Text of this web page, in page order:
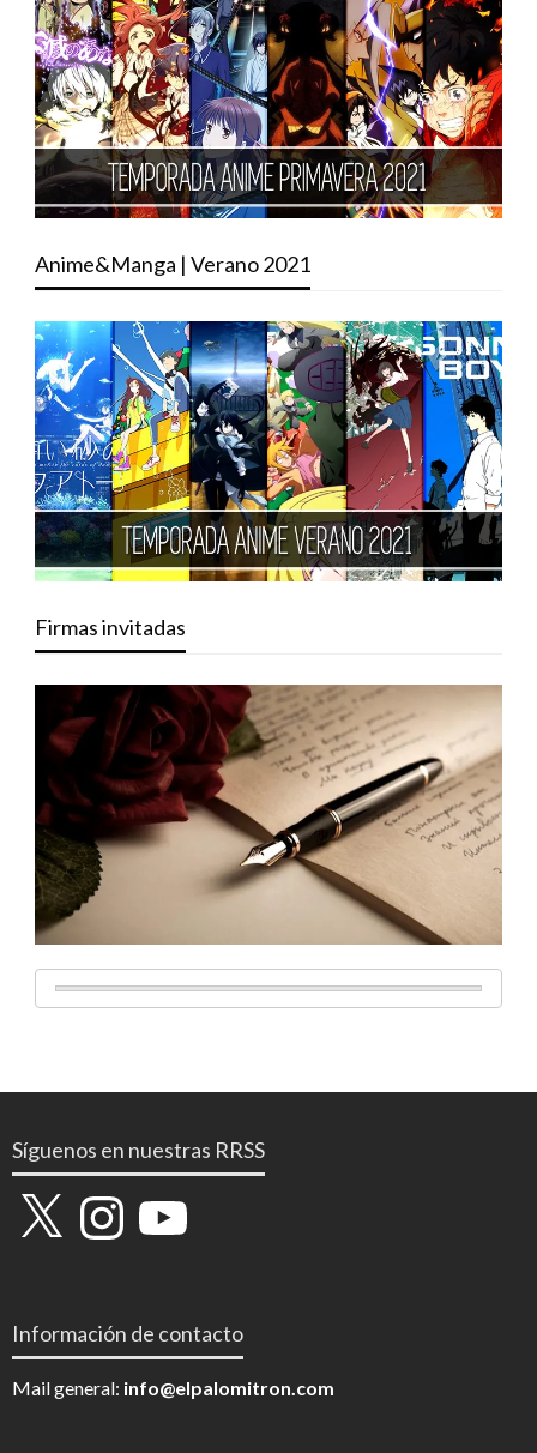
Anime&Manga | Verano 2021
Firmas invitadas
Síguenos en nuestras RRSS
X InstagramYouTube
Información de contacto
Mail general: info@elpalomitron.com